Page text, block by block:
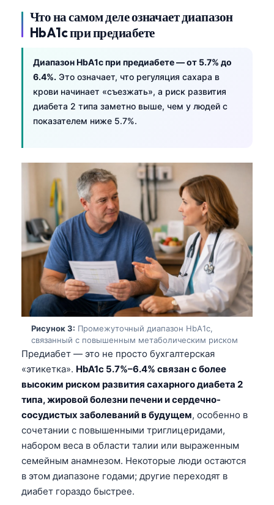
Что на самом деле означает диапазон
HbA1c при предиабете
Диапазон HbA1c при предиабете — от 5.7% до
6.4%. Это означает, что регуляция сахара в
крови начинает «съезжать», а риск развития
диабета 2 типа заметно выше, чем у людей с
показателем ниже 5.7%.
Рисунок 3: Промежуточный диапазон HbA1c,
связанный с повышенным метаболическим риском
Предиабет — это не просто бухгалтерская
«этикетка». HbA1c 5.7%–6.4% связан с более
высоким риском развития сахарного диабета 2
типа, жировой болезни печени и сердечно-
сосудистых заболеваний в будущем, особенно в
сочетании с повышенными триглицеридами,
набором веса в области талии или выраженным
семейным анамнезом. Некоторые люди остаются
в этом диапазоне годами; другие переходят в
диабет гораздо быстрее.